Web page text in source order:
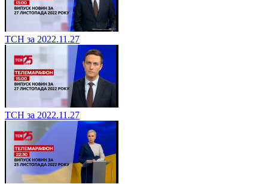
ТСН за 2022.11.27
ТСН за 2022.11.27